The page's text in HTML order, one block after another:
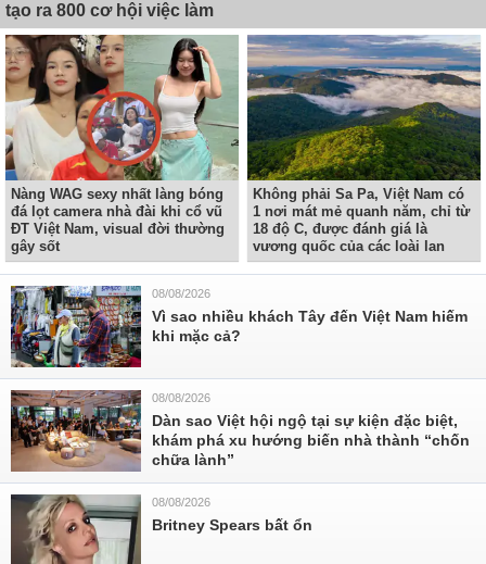
tạo ra 800 cơ hội việc làm
Nàng WAG sexy nhất làng bóng
đá lọt camera nhà đài khi cổ vũ
ĐT Việt Nam, visual đời thường
gây sốt
Không phải Sa Pa, Việt Nam có
1 nơi mát mẻ quanh năm, chỉ từ
18 độ C, được đánh giá là
vương quốc của các loài lan
08/08/2026
Vì sao nhiều khách Tây đến Việt Nam hiếm
khi mặc cả?
08/08/2026
Dàn sao Việt hội ngộ tại sự kiện đặc biệt,
khám phá xu hướng biến nhà thành “chốn
chữa lành”
08/08/2026
Britney Spears bất ổn